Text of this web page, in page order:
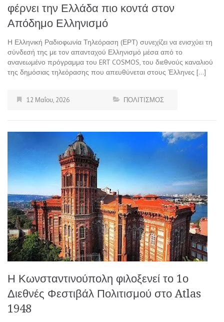
φέρνει την Ελλάδα πιο κοντά στον
Απόδημο Ελληνισμό
Η Ελληνική Ραδιοφωνία Τηλεόραση (ΕΡΤ) συνεχίζει να ενισχύει τη
σύνδεσή της με τον απανταχού Ελληνισμό μέσα από το
ανανεωμένο πρόγραμμα του ERT COSMOS, του διεθνούς καναλιού
της δημόσιας τηλεόρασης που απευθύνεται στους Έλληνες […]
12 Μαΐου, 2026 ΠΟΛΙΤΙΣΜΟΣ
Η Κωνσταντινούπολη φιλοξενεί το 1ο
Διεθνές Φεστιβάλ Πολιτισμού στο Atlas
1948